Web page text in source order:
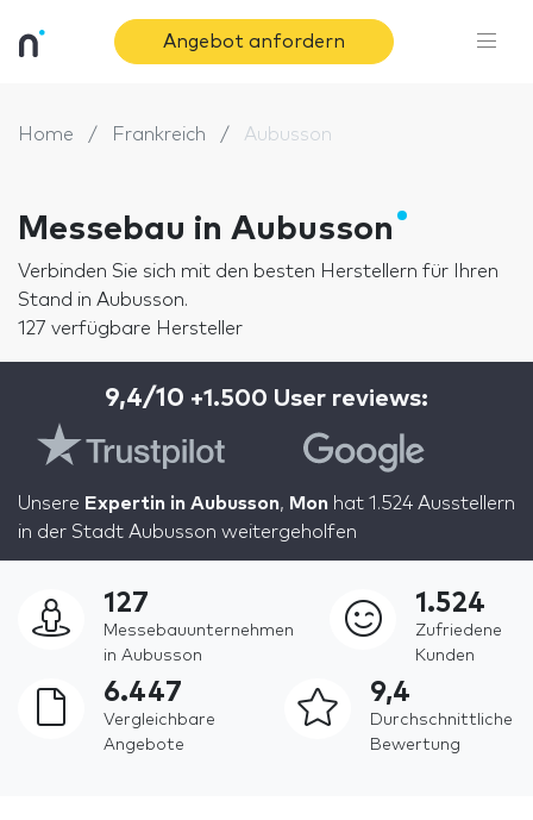
Angebot anfordern
Home Frankreich Aubusson
Messebau in Aubusson
Verbinden Sie sich mit den besten Herstellern für Ihren
Stand in Aubusson.
127 verfügbare Hersteller
9,4/10 +1.500 User reviews:
Unsere Expertin in Aubusson, Mon hat 1.524 Ausstellern
in der Stadt Aubusson weitergeholfen
127
Messebauunternehmen
in Aubusson
1.524
Zufriedene
Kunden
6.447
Vergleichbare
Angebote
9,4
Durchschnittliche
Bewertung